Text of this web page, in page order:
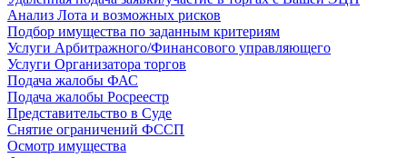
Анализ Лота и возможных рисков
Подбор имущества по заданным критериям
Услуги Арбитражного/Финансового управляющего
Услуги Организатора торгов
Подача жалобы ФАС
Подача жалобы Росреестр
Представительство в Суде
Снятие ограничений ФССП
Осмотр имущества